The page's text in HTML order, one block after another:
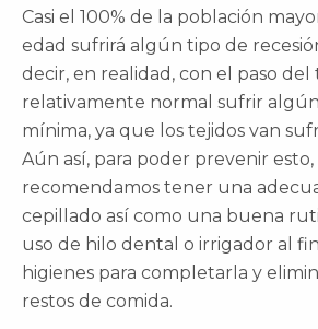
Casi el 100% de la población
edad sufrirá algún tipo de
decir, en realidad, con el paso del
relativamente normal sufrir
mínima, ya que los tejidos van
Aún así, para poder prevenir esto,
recomendamos tener una
cepillado así como una buena
uso de hilo dental o irrigador al
higienes para completarla y
restos de comida.